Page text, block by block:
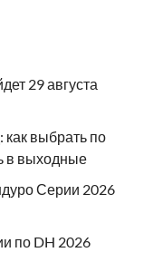
29 августа
выбрать по
в выходные
Серии 2026
по DH 2026